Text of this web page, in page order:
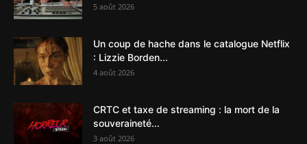
5 août 2026
Un coup de hache dans le catalogue Netflix
: Lizzie Borden...
4 août 2026
CRTC et taxe de streaming : la mort de la
souveraineté...
3 août 2026